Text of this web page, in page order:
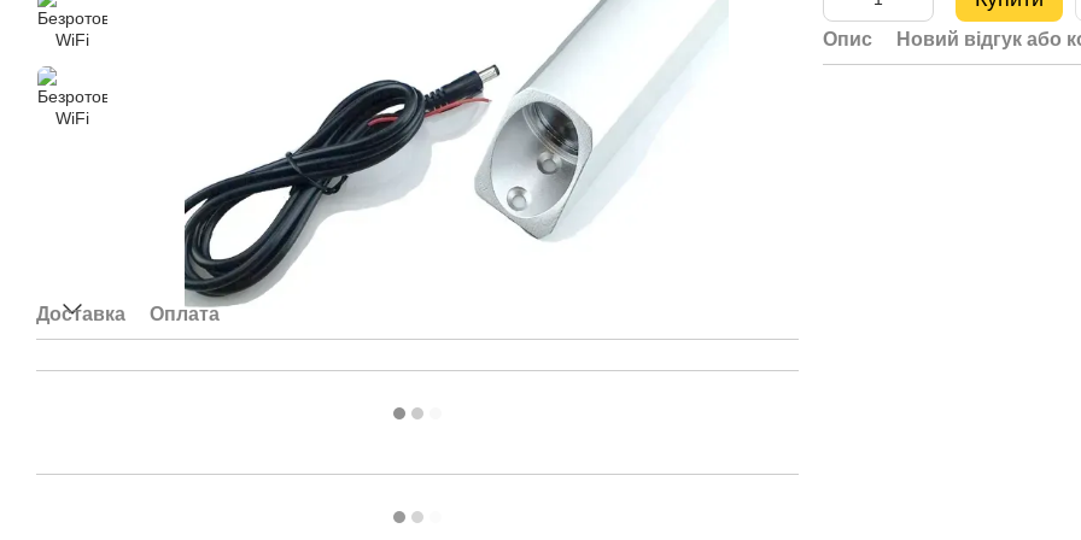
Доставка Оплата
Опис Новий відгук або